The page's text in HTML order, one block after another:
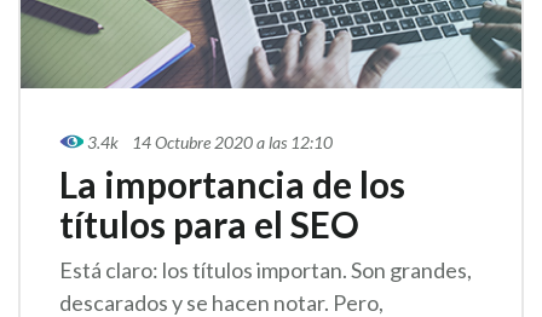
3.4k 14 Octubre 2020 a las 12:10
La importancia de los
títulos para el SEO
Está claro: los títulos importan. Son grandes,
descarados y se hacen notar. Pero,